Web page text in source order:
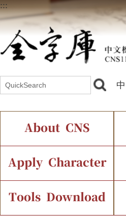
:::
中
About CNS
Introduction
Chinese Code Status
IDS Query
Components Query
Apply Character
Application Process
Font Instant Display
Tools Download